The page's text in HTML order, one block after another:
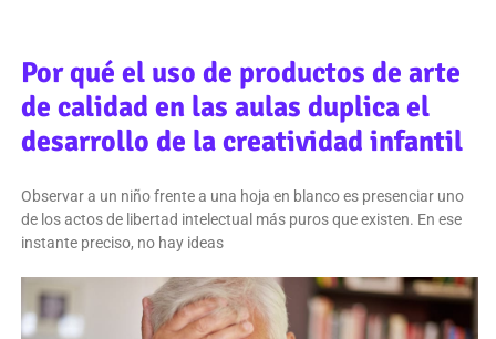
Por qué el uso de productos de arte
de calidad en las aulas duplica el
desarrollo de la creatividad infantil
Observar a un niño frente a una hoja en blanco es presenciar uno
de los actos de libertad intelectual más puros que existen. En ese
instante preciso, no hay ideas